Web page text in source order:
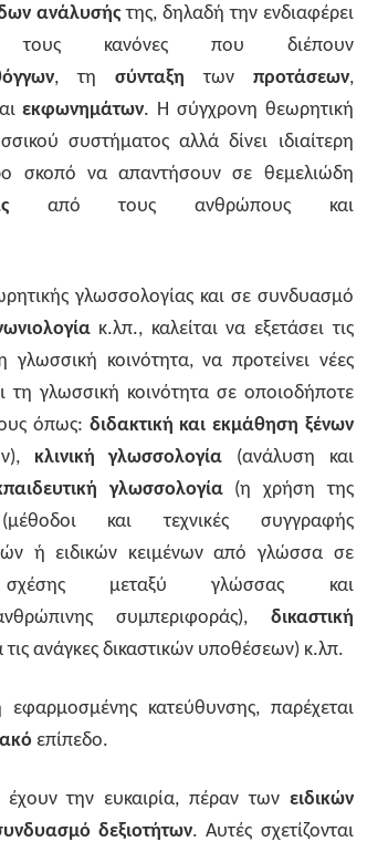
ανάλυσήςτης, δηλαδή την ενδιαφέρει
κανόνες που διέπουν
, τη σύνταξητων προτάσεων,
εκφωνημάτων. Η σύγχρονη θεωρητική
συστήματος αλλά δίνει ιδιαίτερη
σκοπό να απαντήσουν σε θεμελιώδη
από τους ανθρώπους και
γλωσσολογίας και σε συνδυασμό
κ.λπ., καλείται να εξετάσει τις
γλωσσική κοινότητα, να προτείνει νέες
τη γλωσσική κοινότητα σε οποιοδήποτε
όπως: διδακτική και εκμάθηση ξένων
κλινική γλωσσολογία (ανάλυση και
γλωσσολογία (η χρήση της
(μέθοδοι και τεχνικές συγγραφής
ή ειδικών κειμένων από γλώσσα σε
μεταξύ γλώσσας και
συμπεριφοράς), δικαστική
ανάγκες δικαστικών υποθέσεων) κ.λπ.
εφαρμοσμένης κατεύθυνσης, παρέχεται
επίπεδο.
την ευκαιρία, πέραν των ειδικών
δεξιοτήτων. Αυτές σχετίζονται